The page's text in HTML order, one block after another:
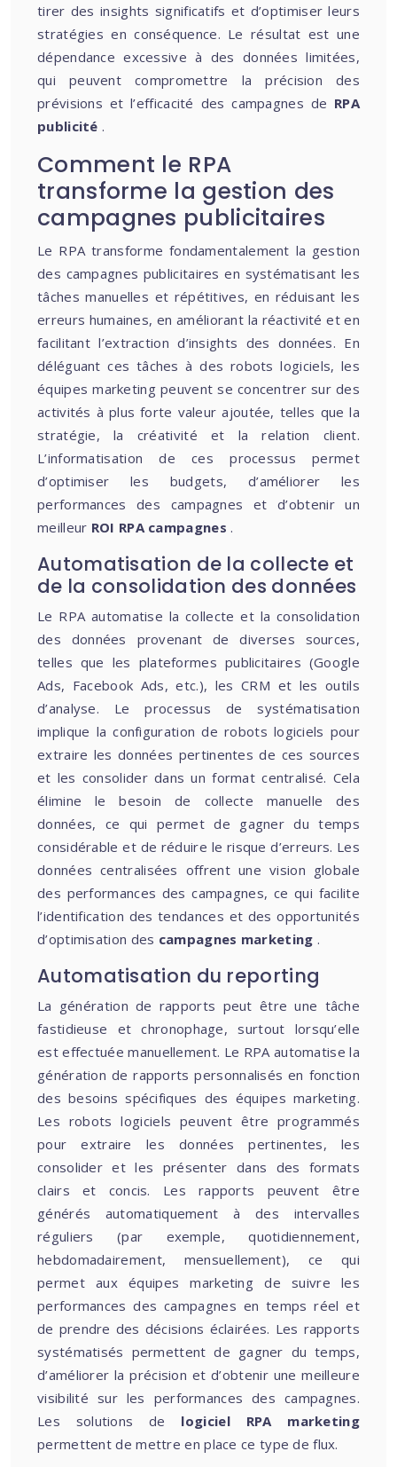
tirer des insights significatifs et d’optimiser leurs
stratégies en conséquence. Le résultat est une
dépendance excessive à des données limitées,
qui peuvent compromettre la précision des
prévisions et l’efficacité des campagnes de RPA
publicité .
Comment le RPA
transforme la gestion des
campagnes publicitaires
Le RPA transforme fondamentalement la gestion
des campagnes publicitaires en systématisant les
tâches manuelles et répétitives, en réduisant les
erreurs humaines, en améliorant la réactivité et en
facilitant l’extraction d’insights des données. En
déléguant ces tâches à des robots logiciels, les
équipes marketing peuvent se concentrer sur des
activités à plus forte valeur ajoutée, telles que la
stratégie, la créativité et la relation client.
L’informatisation de ces processus permet
d’optimiser les budgets, d’améliorer les
performances des campagnes et d’obtenir un
meilleur ROI RPA campagnes.
Automatisation de la collecte et
de la consolidation des données
Le RPA automatise la collecte et la consolidation
des données provenant de diverses sources,
telles que les plateformes publicitaires (Google
Ads, Facebook Ads, etc.), les CRM et les outils
d’analyse. Le processus de systématisation
implique la configuration de robots logiciels pour
extraire les données pertinentes de ces sources
et les consolider dans un format centralisé. Cela
élimine le besoin de collecte manuelle des
données, ce qui permet de gagner du temps
considérable et de réduire le risque d’erreurs. Les
données centralisées offrent une vision globale
des performances des campagnes, ce qui facilite
l’identification des tendances et des opportunités
d’optimisation des campagnes marketing .
Automatisation du reporting
La génération de rapports peut être une tâche
fastidieuse et chronophage, surtout lorsqu’elle
est effectuée manuellement. Le RPA automatise la
génération de rapports personnalisés en fonction
des besoins spécifiques des équipes marketing.
Les robots logiciels peuvent être programmés
pour extraire les données pertinentes, les
consolider et les présenter dans des formats
clairs et concis. Les rapports peuvent être
générés automatiquement à des intervalles
réguliers (par exemple, quotidiennement,
hebdomadairement, mensuellement), ce qui
permet aux équipes marketing de suivre les
performances des campagnes en temps réel et
de prendre des décisions éclairées. Les rapports
systématisés permettent de gagner du temps,
d’améliorer la précision et d’obtenir une meilleure
visibilité sur les performances des campagnes.
Les solutions de logiciel RPA marketing
permettent de mettre en place ce type de flux.